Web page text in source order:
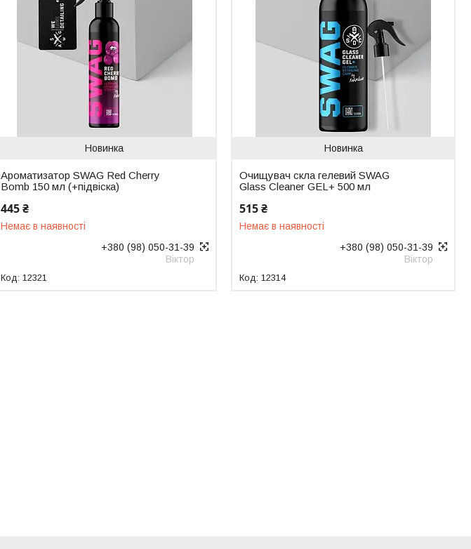
Новинка
Ароматизатор SWAG Red Cherry
Bomb 150 мл (+підвіска)
445 ₴
Немає в наявності
+380 (98) 050-31-39
Віктор
12321
Новинка
Очищувач скла гелевий SWAG
Glass Cleaner GEL+ 500 мл
515 ₴
Немає в наявності
+380 (98) 050-31-39
Віктор
12314